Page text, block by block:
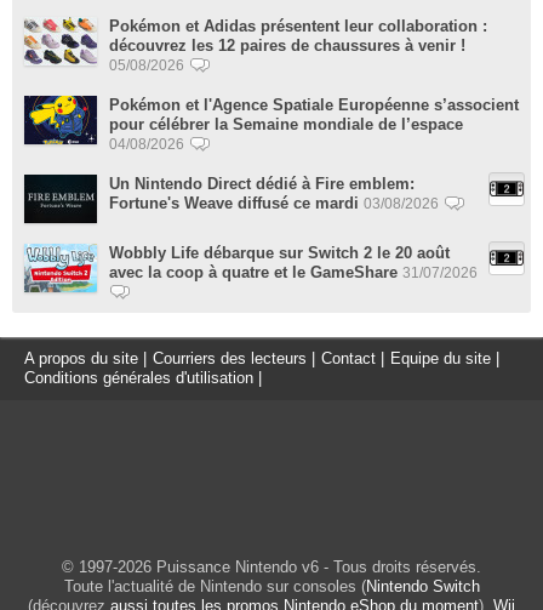
Pokémon et Adidas présentent leur collaboration :
découvrez les 12 paires de chaussures à venir !
05/08/2026
Pokémon et l'Agence Spatiale Européenne s’associent
pour célébrer la Semaine mondiale de l’espace
04/08/2026
Un Nintendo Direct dédié à Fire emblem:
Fortune's Weave diffusé ce mardi 03/08/2026
Wobbly Life débarque sur Switch 2 le 20 août
avec la coop à quatre et le GameShare 31/07/2026
A propos du site Courriers des lecteurs Contact Equipe du site
Conditions générales d'utilisation
© 1997-2026 Puissance Nintendo v6 - Tous droits réservés.
Toute l'actualité de Nintendo sur consoles (Nintendo Switch
(découvrez aussi toutes les promos Nintendo eShop du moment), Wii